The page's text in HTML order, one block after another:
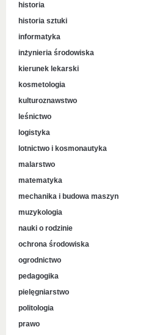
historia
historia sztuki
informatyka
inżynieria środowiska
kierunek lekarski
kosmetologia
kulturoznawstwo
leśnictwo
logistyka
lotnictwo i kosmonautyka
malarstwo
matematyka
mechanika i budowa maszyn
muzykologia
nauki o rodzinie
ochrona środowiska
ogrodnictwo
pedagogika
pielęgniarstwo
politologia
prawo